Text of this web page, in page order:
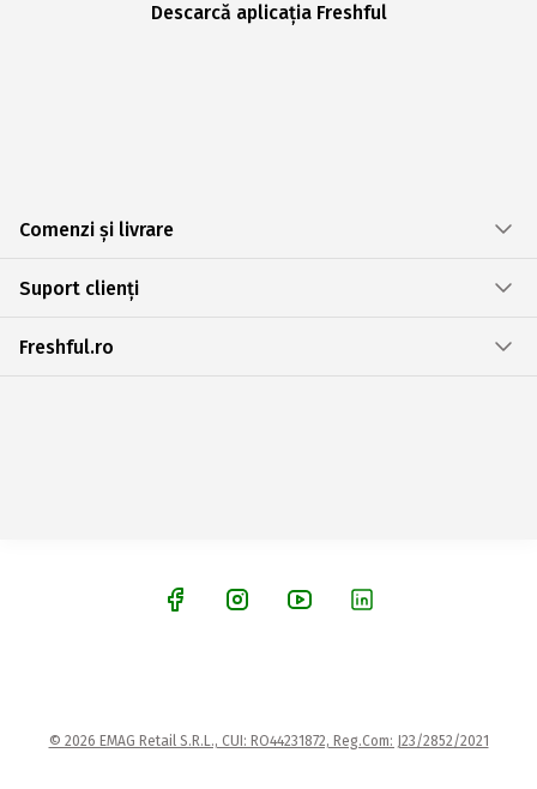
Descarcă aplicația Freshful
Comenzi și livrare
Suport clienți
Freshful.ro
© 2026 EMAG Retail S.R.L., CUI: RO44231872, Reg.Com: J23/2852/2021